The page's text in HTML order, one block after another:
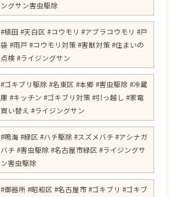
ングサン害虫駆除
#植田 #天白区 #コウモリ #アブラコウモリ #戸
袋 #雨戸 #コウモリ対策 #害獣対策 #住まいの
点検 #ライジングサン
#ゴキブリ駆除 #名東区 #本郷 #害虫駆除 #冷蔵
庫 #キッチン #ゴキブリ対策 #引っ越し #家電
買い替え #ライジングサン
#鳴海 #緑区 #ハチ駆除 #スズメバチ #アシナガ
バチ #害虫駆除 #名古屋市緑区 #ライジングサ
ン害虫駆除
#御器所 #昭和区 #名古屋市 #ゴキブリ #ゴキブ